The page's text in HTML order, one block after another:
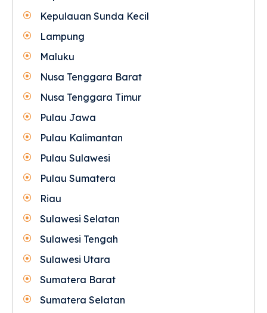
Kepulauan Sunda Kecil
Lampung
Maluku
Nusa Tenggara Barat
Nusa Tenggara Timur
Pulau Jawa
Pulau Kalimantan
Pulau Sulawesi
Pulau Sumatera
Riau
Sulawesi Selatan
Sulawesi Tengah
Sulawesi Utara
Sumatera Barat
Sumatera Selatan